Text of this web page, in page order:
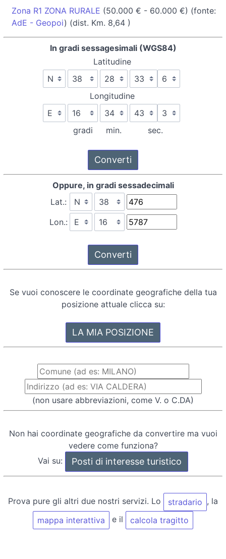
Zona R1 ZONA RURALE (50.000 € - 60.000 €) (fonte:
AdE - Geopoi) (dist. Km. 8,64 )
In gradi sessagesimali (WGS84)
Latitudine
Longitudine
gradi min. sec.
Oppure, in gradi sessadecimali
Lat.:
Lon.:
Se vuoi conoscere le coordinate geografiche della tua
posizione attuale clicca su:
(non usare abbreviazioni, come V. o C.DA)
Non hai coordinate geografiche da convertire ma vuoi
vedere come funziona?
Vai su:
Prova pure gli altri due nostri servizi. Lo stradario , la
mappa interattiva
e il calcola tragitto